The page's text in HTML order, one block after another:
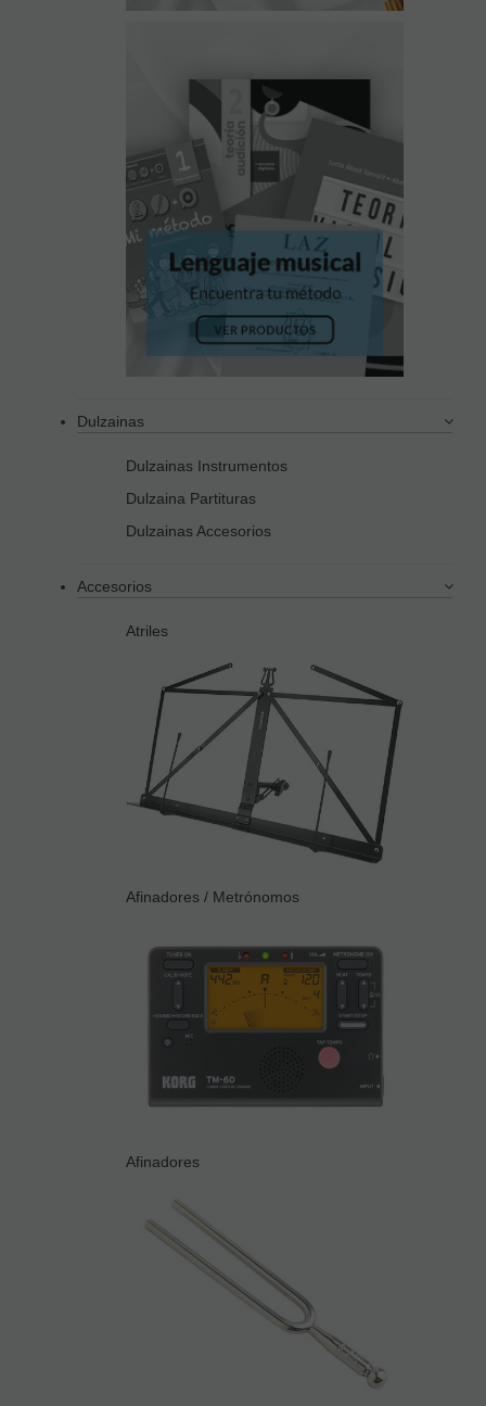
Dulzainas
Dulzainas Instrumentos
Dulzaina Partituras
Dulzainas Accesorios
Accesorios
Atriles
Afinadores / Metrónomos
Afinadores